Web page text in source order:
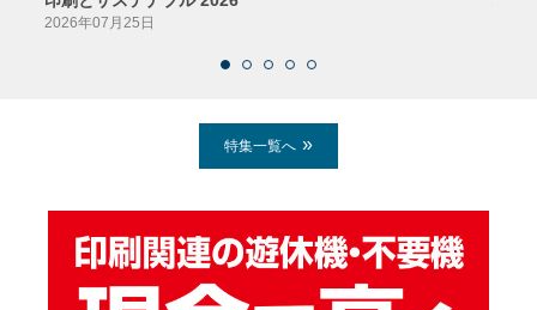
2026年07月25日
特集一覧へ